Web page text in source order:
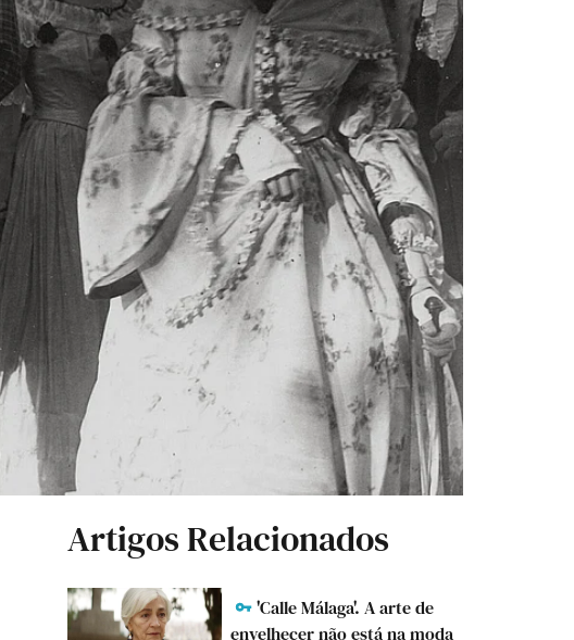
Artigos Relacionados
'Calle Málaga'. A arte de
envelhecer não está na moda